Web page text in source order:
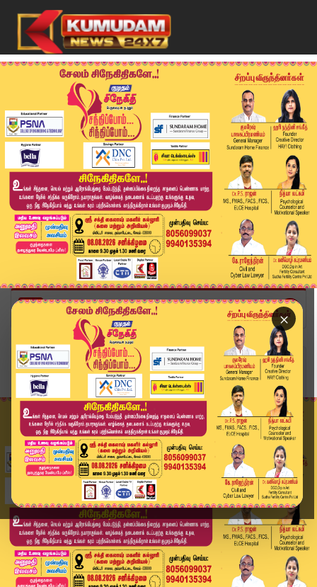
×
Home
வீடியோ ஸ்டோரி
அவங்களுக்கு நா உயிரோடஇருக்ககூடாது அதான் நோக்கம்...